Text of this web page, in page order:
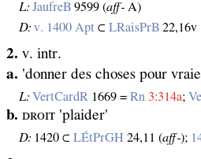
L: JaufreB 9599 (aff‑ A)
D: v. 1400 Apt ⊂LRaisPrB 22,16v
2. v. intr.
a. 'donner des choses pour
L: VertCardR 1669 =Rn 3:314a;
b. ᴅʀᴏɪᴛ 'plaider'
D: 1420 ⊂LÉtPrGH 24,11 (aff‑);